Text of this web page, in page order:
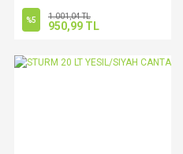
%5 1.001,04 TL
950,99 TL